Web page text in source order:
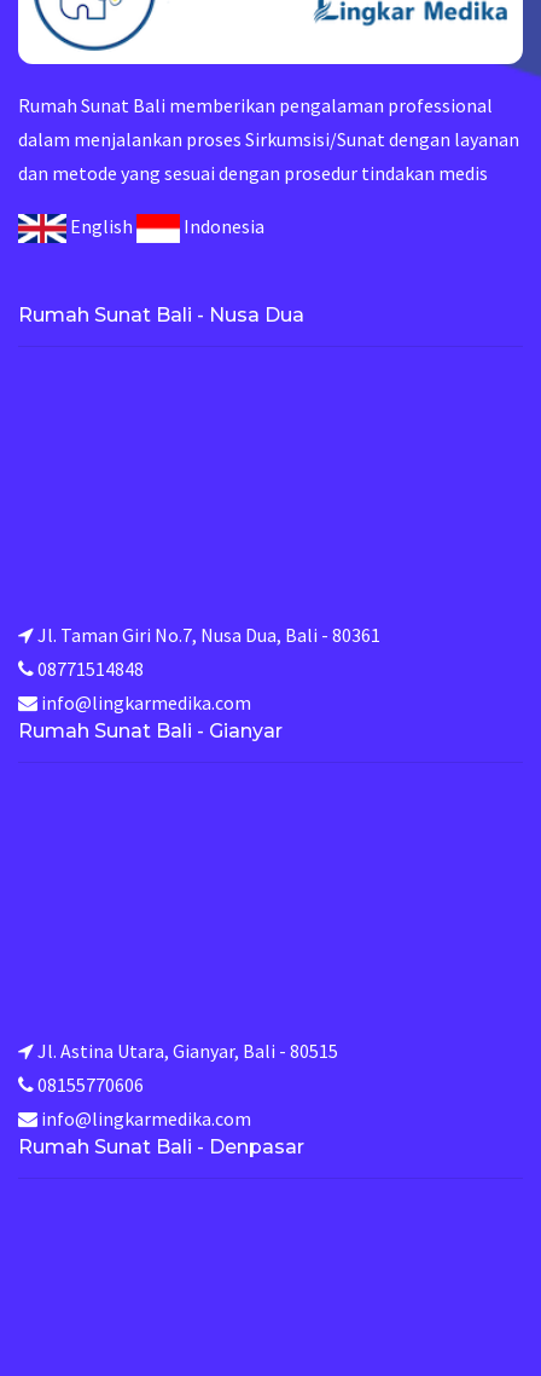
Rumah Sunat Bali memberikan pengalaman professional
dalam menjalankan proses Sirkumsisi/Sunat dengan layanan
dan metode yang sesuai dengan prosedur tindakan medis
English Indonesia
Rumah Sunat Bali - Nusa Dua
Jl. Taman Giri No.7, Nusa Dua, Bali - 80361
08771514848
info@lingkarmedika.com
Rumah Sunat Bali - Gianyar
Jl. Astina Utara, Gianyar, Bali - 80515
08155770606
info@lingkarmedika.com
Rumah Sunat Bali - Denpasar